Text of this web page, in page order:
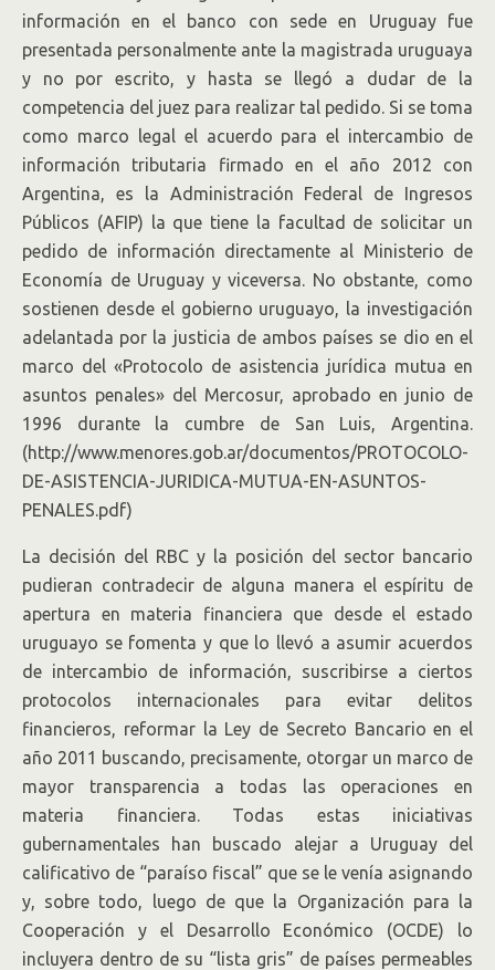
información en el banco con sede en Uruguay fue
presentada personalmente ante la magistrada uruguaya
y no por escrito, y hasta se llegó a dudar de la
competencia del juez para realizar tal pedido. Si se toma
como marco legal el acuerdo para el intercambio de
información tributaria firmado en el año 2012 con
Argentina, es la Administración Federal de Ingresos
Públicos (AFIP) la que tiene la facultad de solicitar un
pedido de información directamente al Ministerio de
Economía de Uruguay y viceversa. No obstante, como
sostienen desde el gobierno uruguayo, la investigación
adelantada por la justicia de ambos países se dio en el
marco del «Protocolo de asistencia jurídica mutua en
asuntos penales» del Mercosur, aprobado en junio de
1996 durante la cumbre de San Luis, Argentina.
(http://www.menores.gob.ar/documentos/PROTOCOLO-
DE-ASISTENCIA-JURIDICA-MUTUA-EN-ASUNTOS-
PENALES.pdf)
La decisión del RBC y la posición del sector bancario
pudieran contradecir de alguna manera el espíritu de
apertura en materia financiera que desde el estado
uruguayo se fomenta y que lo llevó a asumir acuerdos
de intercambio de información, suscribirse a ciertos
protocolos internacionales para evitar delitos
financieros, reformar la Ley de Secreto Bancario en el
año 2011 buscando, precisamente, otorgar un marco de
mayor transparencia a todas las operaciones en
materia financiera. Todas estas iniciativas
gubernamentales han buscado
alejar a Uruguay del
calificativo de “paraíso fiscal” que se le venía asignando
y, sobre todo, luego de que la Organización para la
Cooperación y el Desarrollo Económico (OCDE) lo
incluyera dentro de su “lista gris” de países permeables